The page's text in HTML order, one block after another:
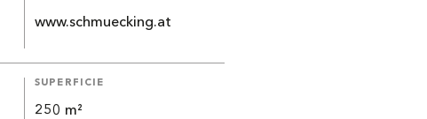
www.schmuecking.at
SUPERFICIE
250 m²